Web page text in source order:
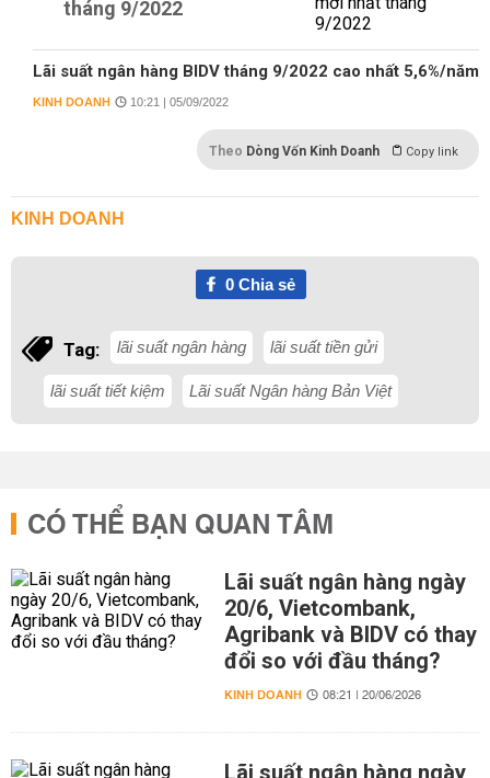
tháng 9/2022
Lãi suất ngân hàng BIDV tháng 9/2022 cao nhất 5,6%/năm
KINH DOANH 10:21 | 05/09/2022
Theo Dòng Vốn Kinh Doanh Copy link
KINH DOANH
0Chia sẻ
Tag: lãi suất ngân hàng lãi suất tiền gửi
lãi suất tiết kiệm Lãi suất Ngân hàng Bản Việt
CÓ THỂ BẠN QUAN TÂM
Lãi suất ngân hàng ngày
20/6, Vietcombank,
Agribank và BIDV có thay
đổi so với đầu tháng?
KINH DOANH 08:21 | 20/06/2026
Lãi suất ngân hàng ngày